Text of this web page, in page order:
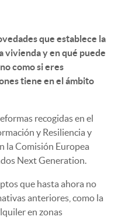
que establece la
vivienda y en qué puede
como si eres
tiene en el ámbito
recogidas en el
y Resiliencia y
la Comisión Europea
Next Generation.
que hasta ahora no
anteriores, como la
en zonas